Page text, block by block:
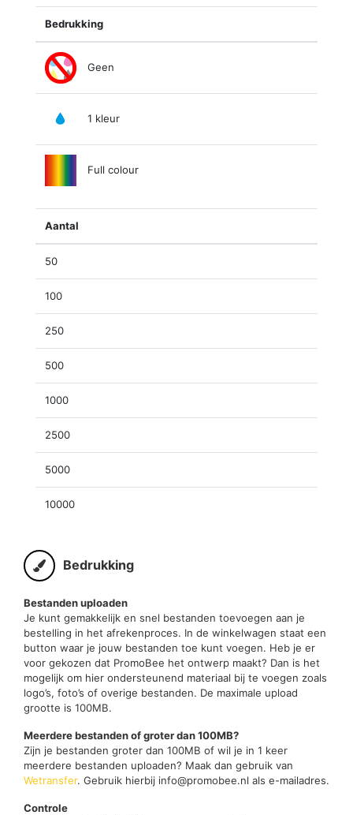
Bedrukking
Geen
1 kleur
Full colour
Aantal
50
100
250
500
1000
2500
5000
10000
Bedrukking
Bestanden uploaden
Je kunt gemakkelijk en snel bestanden toevoegen aan je
bestelling in het afrekenproces. In de winkelwagen staat een
button waar je jouw bestanden toe kunt voegen. Heb je er
voor gekozen dat PromoBee het ontwerp maakt? Dan is het
mogelijk om hier ondersteunend materiaal bij te voegen zoals
logo’s, foto’s of overige bestanden. De maximale upload
grootte is 100MB.
Meerdere bestanden of groter dan 100MB?
Zijn je bestanden groter dan 100MB of wil je in 1 keer
meerdere bestanden uploaden? Maak dan gebruik van
Wetransfer. Gebruik hierbij info@promobee.nl als e-mailadres.
Controle